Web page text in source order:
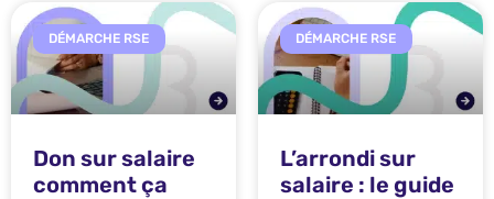
DÉMARCHE RSE
Don sur salaire
comment ça
DÉMARCHE RSE
L’arrondi sur
salaire : le guide